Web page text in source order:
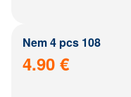
Nem 4 pcs 108
4.90 €